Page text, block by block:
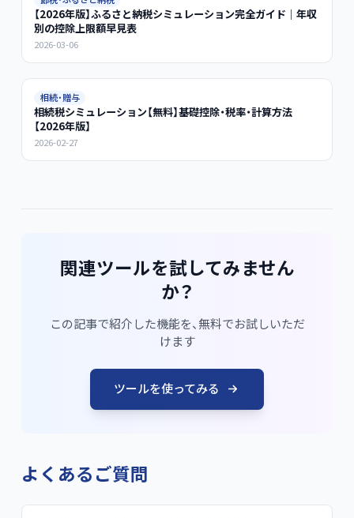
【2026年版】ふるさと納税シミュレーション完全ガイド｜年収
別の控除上限額早見表
2026-03-06
相続・贈与
相続税シミュレーション【無料】基礎控除・税率・計算方法
【2026年版】
2026-02-27
関連ツールを試してみません
か？
この記事で紹介した機能を、無料でお試しいただ
けます
ツールを使ってみる
よくあるご質問